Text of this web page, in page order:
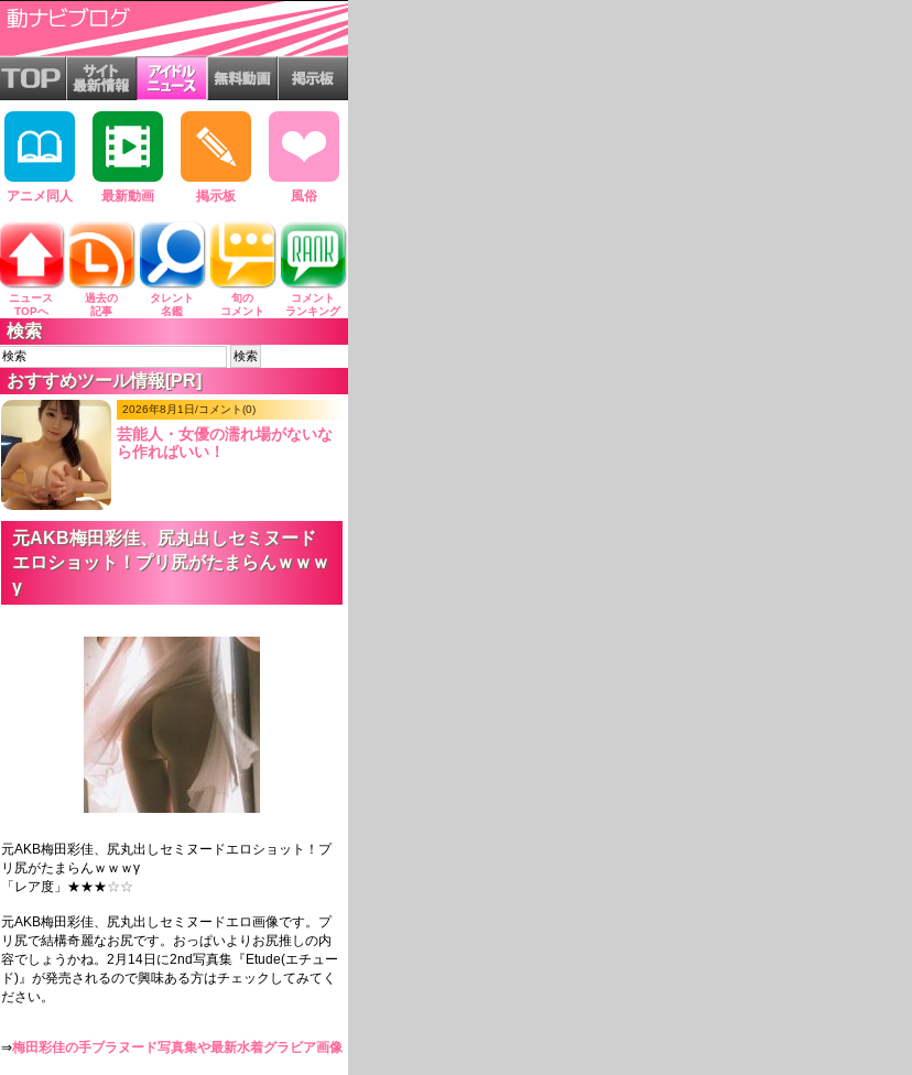
アニメ同人 最新動画 掲示板 風俗
ニュース
TOPへ
過去の
記事
タレント
名鑑
旬の
コメント
コメント
ランキング
検索
おすすめツール情報[PR]
2026年8月1日/コメント(0)
芸能人・女優の濡れ場がないな
ら作ればいい！
元AKB梅田彩佳、尻丸出しセミヌード
エロショット！プリ尻がたまらんｗｗｗ
γ
元AKB梅田彩佳、尻丸出しセミヌードエロショット！プ
リ尻がたまらんｗｗｗγ
「レア度」★★★☆☆
元AKB梅田彩佳、尻丸出しセミヌードエロ画像です。プ
リ尻で結構奇麗なお尻です。おっぱいよりお尻推しの内
容でしょうかね。2月14日に2nd写真集『Etude(エチュー
ド)』が発売されるので興味ある方はチェックしてみてく
ださい。
⇒梅田彩佳の手ブラヌード写真集や最新水着グラビア画像